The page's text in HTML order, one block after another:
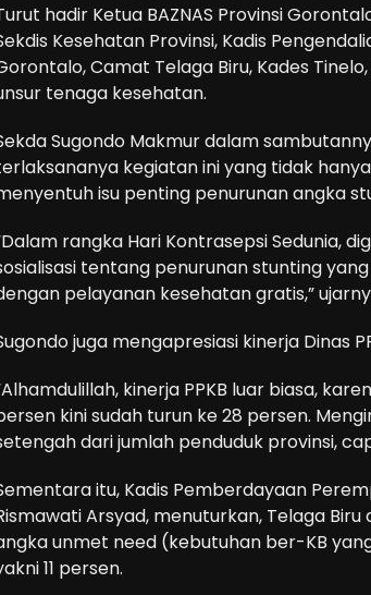
hadir Ketua BAZNAS Provinsi
Kesehatan Provinsi, Kadis
Camat Telaga Biru, Kades
tenaga kesehatan.
Sugondo Makmur dalam
kegiatan ini yang tidak
isu penting penurunan angka
rangka Hari Kontrasepsi Sedunia,
tentang penurunan stunting
pelayanan kesehatan gratis,”
juga mengapresiasi kinerja Dinas
kinerja PPKB luar biasa,
kini sudah turun ke 28 persen.
dari jumlah penduduk provinsi,
itu, Kadis Pemberdayaan
Arsyad, menuturkan, Telaga
unmet need (kebutuhan ber-KB
11 persen.